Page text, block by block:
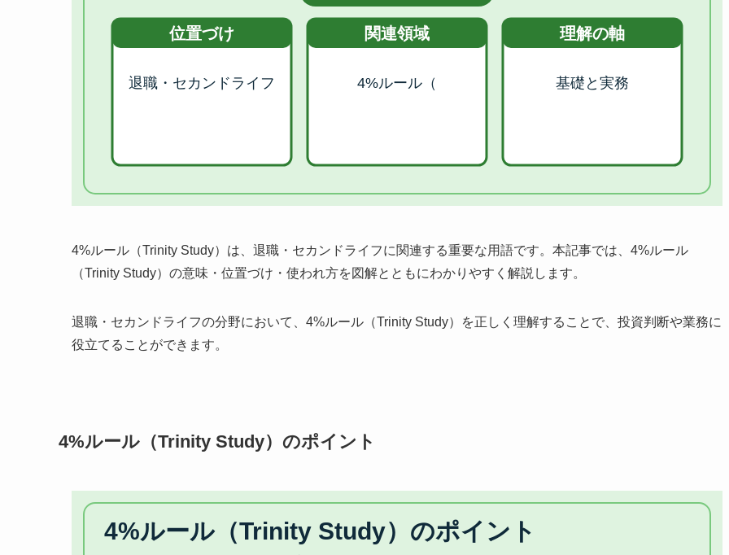
4%ルール（Trinity Study）は、退職・セカンドライフに関連する重要な用語です。本記事では、4%ルール
（Trinity Study）の意味・位置づけ・使われ方を図解とともにわかりやすく解説します。
退職・セカンドライフの分野において、4%ルール（Trinity Study）を正しく理解することで、投資判断や業務に
役立てることができます。
4%ルール（Trinity Study）のポイント